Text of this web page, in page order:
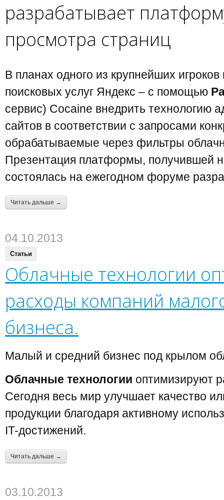
разрабатывает
просмотра страниц
В планах одного из крупнейших
поисковых услуг Яндекс – с помощью
сервис) Cocaine внедрить технологию
сайтов в соответствии с запросами
обрабатываемые через фильтры
Презентация платформы, получившей
состоялась на ежегодном форуме
Читать дальше →
04.10.2013
Статьи
Облачные технологии
расходы компаний
бизнеса.
Малый и средний бизнес под крылом
Облачные технологии оптимизируют
Сегодня весь мир улучшает качество
продукции благодаря активному
IT-достижений.
Читать дальше →
03.10.2013